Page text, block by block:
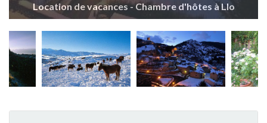
Location de vacances - Chambre d'hôtes à Llo